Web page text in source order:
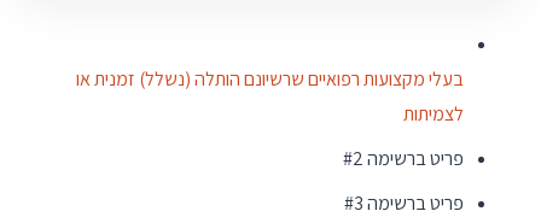
בעלי מקצועות רפואיים שרשיונם הותלה (נשלל) זמנית או
לצמיתות
פריט ברשימה #2
פריט ברשימה #3